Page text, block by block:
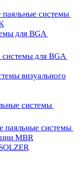
системы
для BGA
для BGA
визуального
системы
паяльные системы
MBR